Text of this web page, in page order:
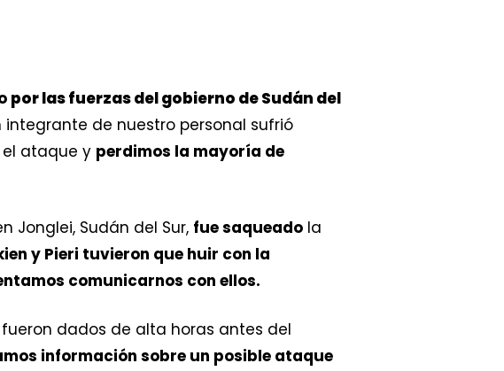
por las fuerzas del gobierno de Sudán del
de nuestro personal sufrió
ataque y perdimos la mayoría de
Jonglei, Sudán del Sur, fue saqueado la
y Pieri tuvieron que huir con la
comunicarnos con ellos.
dados de alta horas antes del
información sobre un posible ataque